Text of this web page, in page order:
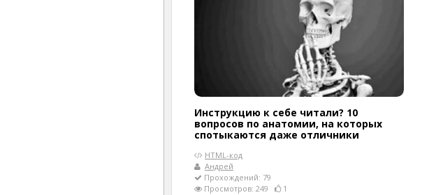
Инструкцию к себе читали? 10
вопросов по анатомии, на которых
спотыкаются даже отличники
HTML-код
Андрей
Прохождений: 79
Просмотров: 249
1